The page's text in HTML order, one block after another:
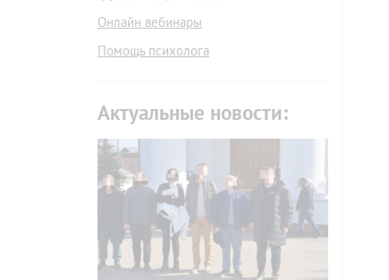
Онлайн вебинары
Помощь психолога
Актуальные новости: